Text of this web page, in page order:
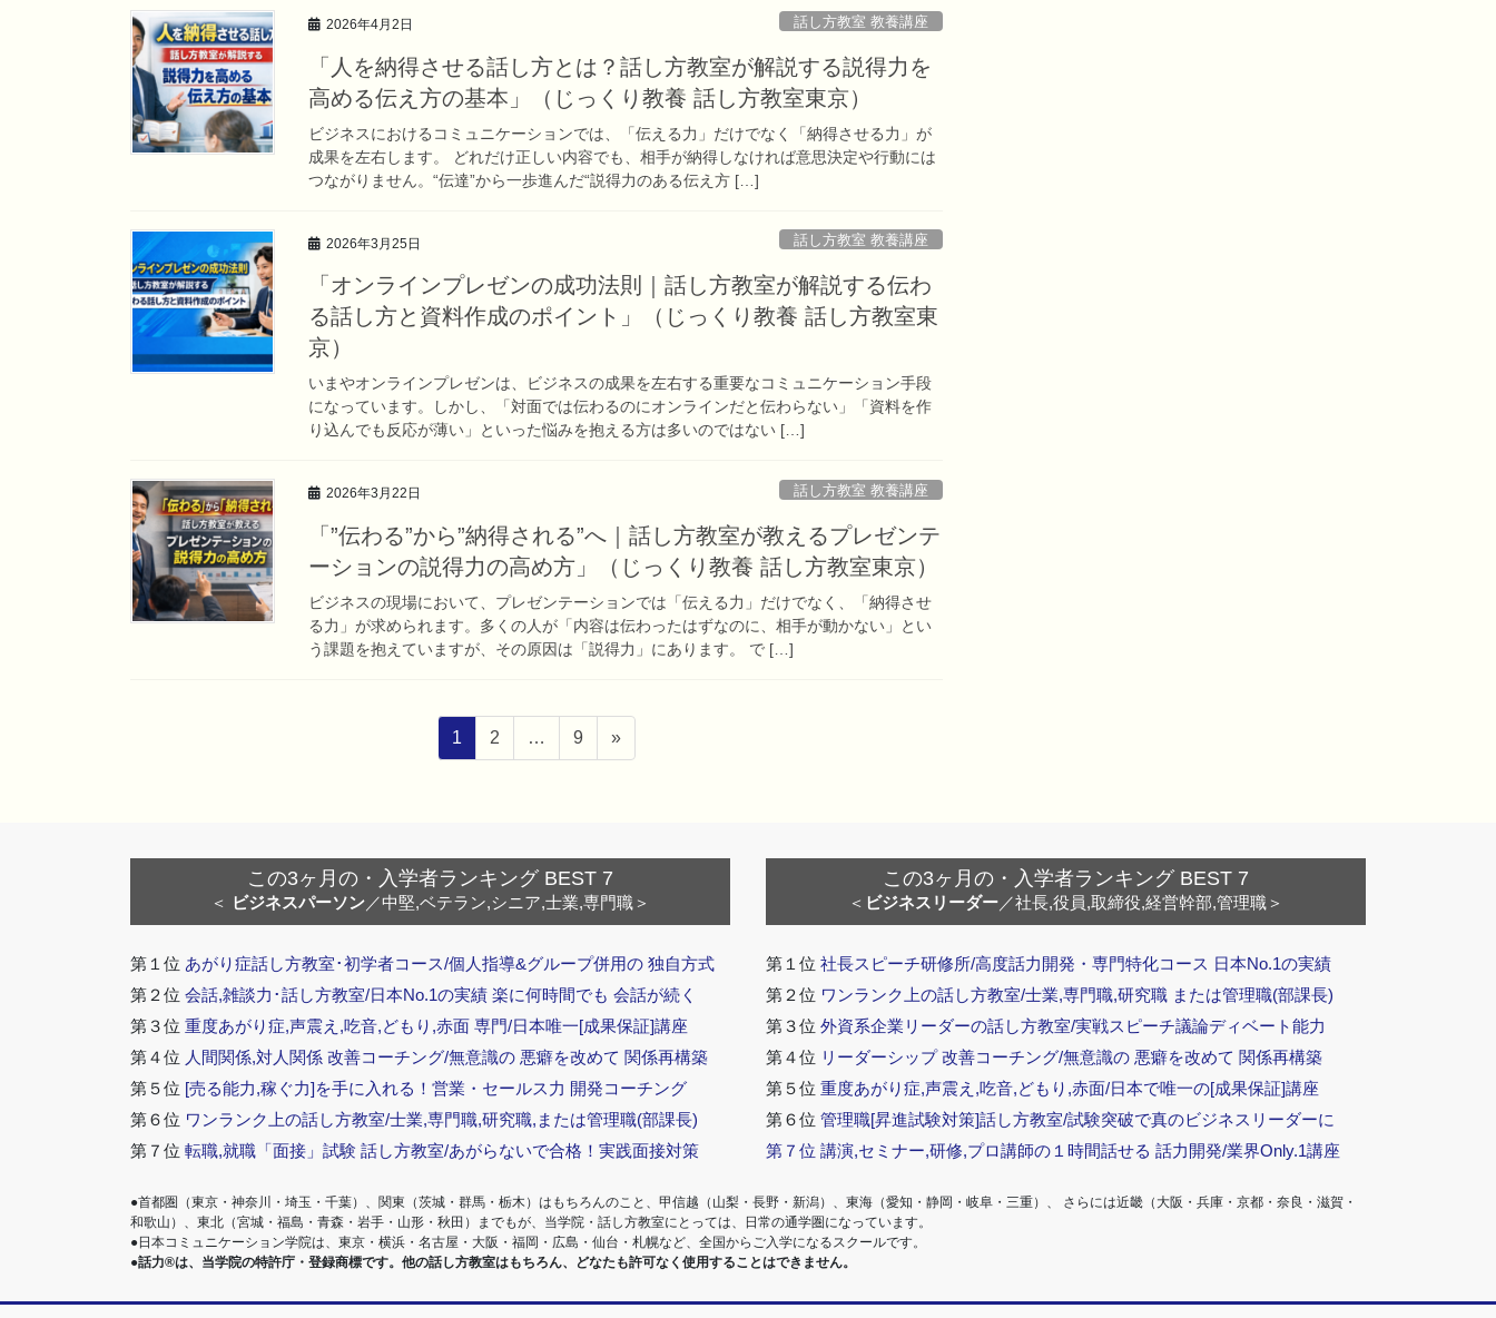
2026年4月2日 話し方教室 教養講座
「人を納得させる話し方とは？話し方教室が解説する説得力を
高める伝え方の基本」（じっくり教養 話し方教室東京）
ビジネスにおけるコミュニケーションでは、「伝える力」だけでなく「納得させる力」が
成果を左右します。 どれだけ正しい内容でも、相手が納得しなければ意思決定や行動には
つながりません。“伝達”から一歩進んだ“説得力のある伝え方 […]
2026年3月25日 話し方教室 教養講座
「オンラインプレゼンの成功法則｜話し方教室が解説する伝わ
る話し方と資料作成のポイント」（じっくり教養 話し方教室東
京）
いまやオンラインプレゼンは、ビジネスの成果を左右する重要なコミュニケーション手段
になっています。しかし、「対面では伝わるのにオンラインだと伝わらない」「資料を作
り込んでも反応が薄い」といった悩みを抱える方は多いのではない […]
2026年3月22日 話し方教室 教養講座
「”伝わる”から”納得される”へ｜話し方教室が教えるプレゼンテ
ーションの説得力の高め方」（じっくり教養 話し方教室東京）
ビジネスの現場において、プレゼンテーションでは「伝える力」だけでなく、「納得させ
る力」が求められます。多くの人が「内容は伝わったはずなのに、相手が動かない」とい
う課題を抱えていますが、その原因は「説得力」にあります。 で […]
ー
ペ
ー
1
ペ
ー
2 …
ペ
ー
9 »
この3ヶ月の・入学者ランキング BEST 7
＜ ビジネスパーソン／中堅,ベテラン,シニア,士業,専門職＞
第１位 あがり症話し方教室･初学者コース/個人指導&グループ併用の 独自方式
第２位 会話,雑談力･話し方教室/日本No.1の実績 楽に何時間でも 会話が続く
第３位 重度あがり症,声震え,吃音,どもり,赤面 専門/日本唯一[成果保証]講座
第４位 人間関係,対人関係 改善コーチング/無意識の 悪癖を改めて 関係再構築
第５位 [売る能力,稼ぐ力]を手に入れる！営業・セールス力 開発コーチング
第６位 ワンランク上の話し方教室/士業,専門職,研究職,または管理職(部課長)
第７位 転職,就職「面接」試験 話し方教室/あがらないで合格！実践面接対策
この3ヶ月の・入学者ランキング BEST 7
＜ ビジネスリーダー／社長,役員,取締役,経営幹部,管理職＞
第１位 社長スピーチ研修所/高度話力開発・専門特化コース 日本No.1の実績
第２位 ワンランク上の話し方教室/士業,専門職,研究職 または管理職(部課長)
第３位 外資系企業リーダーの話し方教室/実戦スピーチ議論ディベート能力
第４位 リーダーシップ 改善コーチング/無意識の 悪癖を改めて 関係再構築
第５位 重度あがり症,声震え,吃音,どもり,赤面/日本で唯一の[成果保証]講座
第６位 管理職[昇進試験対策]話し方教室/試験突破で真のビジネスリーダーに
第７位 講演,セミナー,研修,プロ講師の１時間話せる 話力開発/業界Only.1講座
●首都圏（東京・神奈川・埼玉・千葉）、関東（茨城・群馬・栃木）はもちろんのこと、甲信越（山梨・長野・新潟）、東海（愛知・静岡・岐阜・三重）、 さらには近畿（大阪・兵庫・京都・奈良・滋賀・
和歌山）、東北（宮城・福島・青森・岩手・山形・秋田）までもが、当学院・話し方教室にとっては、日常の通学圏になっています。
●日本コミュニケーション学院は、東京・横浜・名古屋・大阪・福岡・広島・仙台・札幌など、全国からご入学になるスクールです。
●話力®は、当学院の特許庁・登録商標です。他の話し方教室はもちろん、どなたも許可なく使用することはできません。